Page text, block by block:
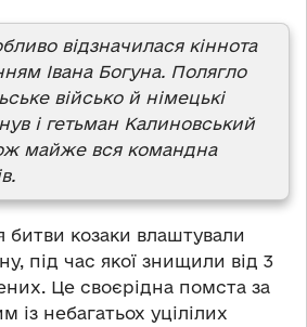
відзначилася кіннота
Івана Богуна. Полягло
військо й німецькі
і гетьман Калиновський
майже вся командна
битви козаки влаштували
під час якої знищили від 3
Це своєрідна помста за
із небагатьох уцілілих